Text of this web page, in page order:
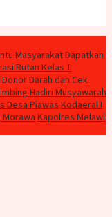
Masyarakat Dapatkan
Rutan Kelas 1
Darah dan Cek
Hadiri Musyawarah
Desa Piawas Kodaeral I
Morawa Kapolres Melawi